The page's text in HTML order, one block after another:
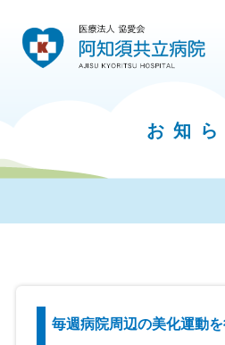
お知ら
毎週病院周辺の美化運動を